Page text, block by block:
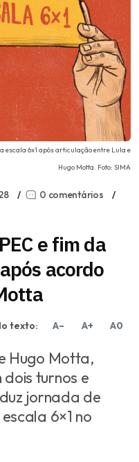
escala 6x1 após articulação entre Lula e
Hugo Motta. Foto: SIMA
0 comentários
e fim da
acordo
texto: A– A+ A0
Hugo Motta,
turnos e
jornada de
6×1 no